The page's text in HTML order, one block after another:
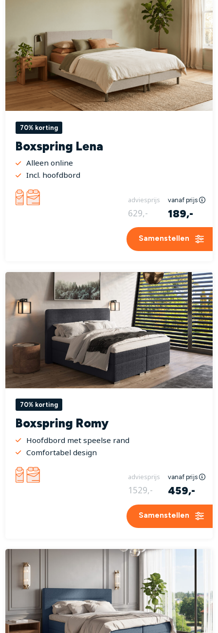
70% korting
Boxspring Lena
Alleen online
Incl. hoofdbord
adviesprijs vanaf prijs
629,- 189,-
Samenstellen
70% korting
Boxspring Romy
Hoofdbord met speelse rand
Comfortabel design
adviesprijs vanaf prijs
1529,- 459,-
Samenstellen